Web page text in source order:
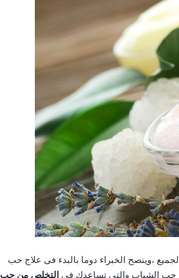
،وينصح الخبراء دوما بالبدء فى علاج حب
حب الشباب والتى تساعدك فى التخلص من حب